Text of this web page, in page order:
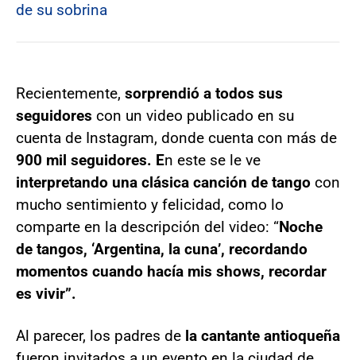
de su sobrina
Recientemente, sorprendió a todos sus
seguidores con un video publicado en su
cuenta de Instagram, donde cuenta con más de
900 mil seguidores. En este se le ve
interpretando una clásica canción de tango con
mucho sentimiento y felicidad, como lo
comparte en la descripción del video: “Noche
de tangos, ‘Argentina, la cuna’, recordando
momentos cuando hacía mis shows, recordar
es vivir”.
Al parecer, los padres de la cantante antioqueña